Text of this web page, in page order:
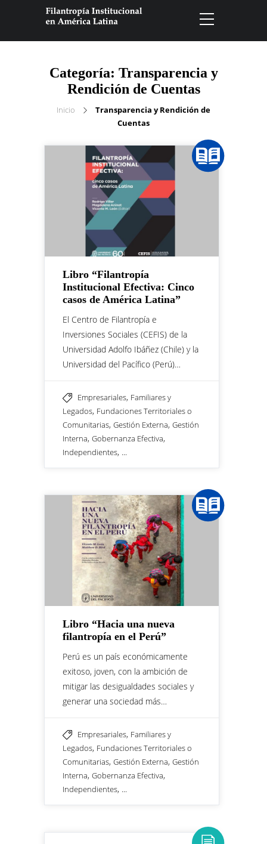
Categoría: Transparencia y
Rendición de Cuentas
Inicio
Transparencia y Rendición de
Cuentas
Libro “Filantropía
Institucional Efectiva: Cinco
casos de América Latina”
El Centro de Filantropía e
Inversiones Sociales (CEFIS) de la
Universidad Adolfo Ibáñez (Chile) y la
Universidad del Pacífico (Perú)…
Empresariales, Familiares y
Legados, Fundaciones Territoriales o
Comunitarias, Gestión Externa, Gestión
Interna, Gobernanza Efectiva,
Independientes, ...
Libro “Hacia una nueva
filantropía en el Perú”
Perú es un país económicamente
exitoso, joven, con la ambición de
mitigar las desigualdades sociales y
generar una sociedad más…
Empresariales, Familiares y
Legados, Fundaciones Territoriales o
Comunitarias, Gestión Externa, Gestión
Interna, Gobernanza Efectiva,
Independientes, ...